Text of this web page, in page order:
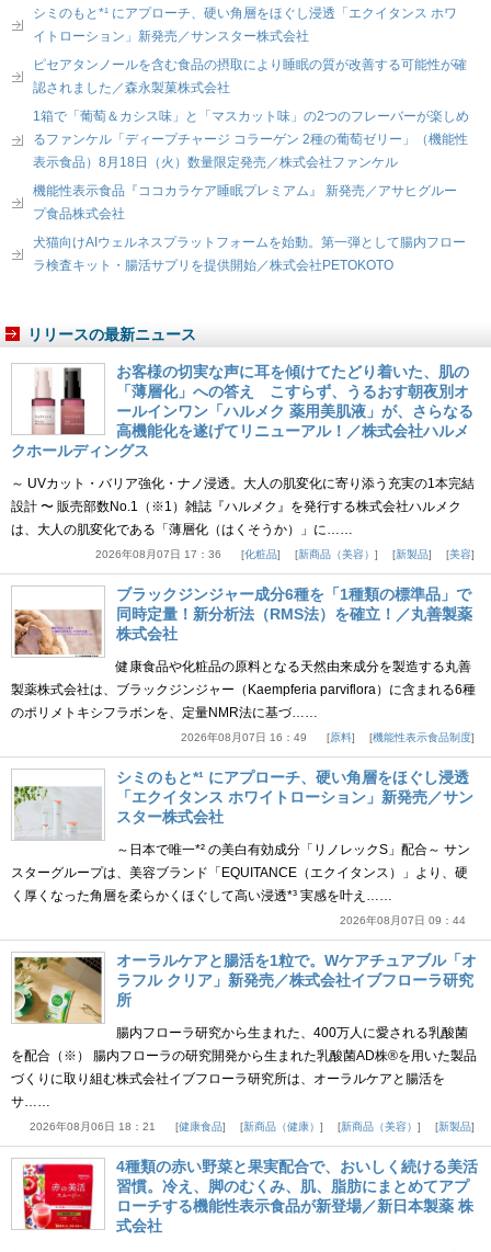
シミのもと*¹ にアプローチ、硬い角層をほぐし浸透「エクイタンス ホワ
イトローション」新発売／サンスター株式会社
ピセアタンノールを含む食品の摂取により睡眠の質が改善する可能性が確
認されました／森永製菓株式会社
1箱で「葡萄＆カシス味」と「マスカット味」の2つのフレーバーが楽しめ
るファンケル「ディープチャージ コラーゲン 2種の葡萄ゼリー」（機能性
表示食品）8月18日（火）数量限定発売／株式会社ファンケル
機能性表示食品『ココカラケア睡眠プレミアム』 新発売／アサヒグルー
プ食品株式会社
犬猫向けAIウェルネスプラットフォームを始動。第一弾として腸内フロー
ラ検査キット・腸活サプリを提供開始／株式会社PETOKOTO
リリースの最新ニュース
お客様の切実な声に耳を傾けてたどり着いた、肌の
「薄層化」への答え こすらず、うるおす朝夜別オ
ールインワン「ハルメク 薬用美肌液」が、さらなる
高機能化を遂げてリニューアル！／株式会社ハルメ
クホールディングス
～ UVカット・バリア強化・ナノ浸透。大人の肌変化に寄り添う充実の1本完結
設計 〜 販売部数No.1（※1）雑誌『ハルメク』を発行する株式会社ハルメク
は、大人の肌変化である「薄層化（はくそうか）」に……
2026年08月07日 17：36 化粧品 新商品（美容） 新製品 美容
ブラックジンジャー成分6種を「1種類の標準品」で
同時定量！新分析法（RMS法）を確立！／丸善製薬
株式会社
健康食品や化粧品の原料となる天然由来成分を製造する丸善
製薬株式会社は、ブラックジンジャー（Kaempferia parviflora）に含まれる6種
のポリメトキシフラボンを、定量NMR法に基づ……
2026年08月07日 16：49 原料 機能性表示食品制度
シミのもと*¹ にアプローチ、硬い角層をほぐし浸透
「エクイタンス ホワイトローション」新発売／サン
スター株式会社
～日本で唯一*² の美白有効成分「リノレックS」配合～ サン
スターグループは、美容ブランド「EQUITANCE（エクイタンス）」より、硬
く厚くなった角層を柔らかくほぐして高い浸透*³ 実感を叶え……
2026年08月07日 09：44
オーラルケアと腸活を1粒で。Wケアチュアブル「オ
ラフル クリア」新発売／株式会社イブフローラ研究
所
腸内フローラ研究から生まれた、400万人に愛される乳酸菌
を配合（※） 腸内フローラの研究開発から生まれた乳酸菌AD株®を用いた製品
づくりに取り組む株式会社イブフローラ研究所は、オーラルケアと腸活を
サ……
2026年08月06日 18：21 健康食品 新商品（健康） 新商品（美容） 新製品
4種類の赤い野菜と果実配合で、おいしく続ける美活
習慣。冷え、脚のむくみ、肌、脂肪にまとめてアプ
ローチする機能性表示食品が新登場／新日本製薬 株
式会社